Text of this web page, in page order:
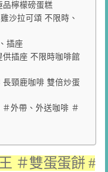
品檸檬磅蛋糕
沙拉可頌 不限時、
插座
供插座 不限時咖啡館
長頸鹿咖啡 雙倍炒蛋
外帶、外送咖啡 ＃
＃雙蛋蛋餅 #